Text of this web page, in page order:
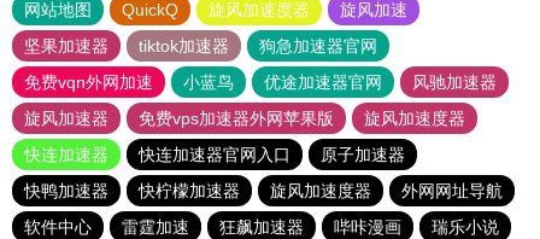
网站地图 QuickQ 旋风加速度器
旋风加速
坚果加速器
tiktok加速器
狗急加速器官网
免费vqn外网加速
小蓝鸟 优途加速器官网
风驰加速器
旋风加速器
免费vps加速器外网苹果版
旋风加速度器
快连加速器
快连加速器官网入口
原子加速器
快鸭加速器
快柠檬加速器 旋风加速度器
外网网址导航
软件中心
雷霆加速 狂飙加速器 哔咔漫画 瑞乐小说